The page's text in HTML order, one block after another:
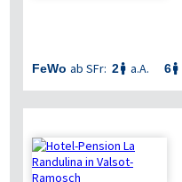
FeWo ab SFr: 2 a.A. 6